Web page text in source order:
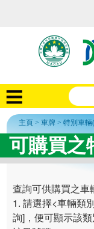
主頁 >車牌 >特別車輛
可購買之